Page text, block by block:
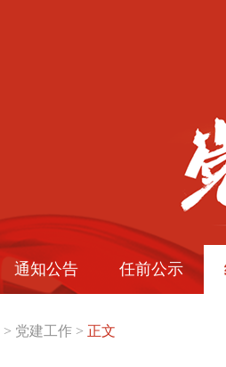
通知公告 任前公示
> 党建工作 > 正文